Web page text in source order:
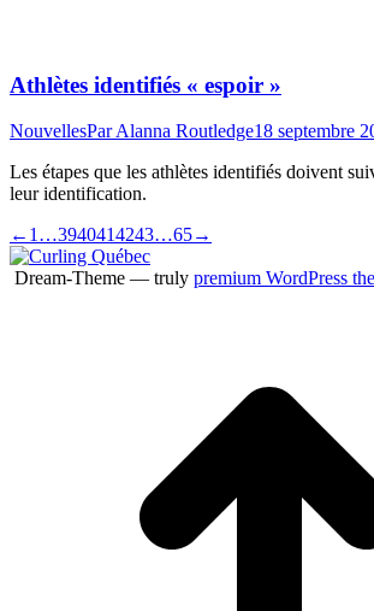
Athlètes identifiés « espoir »
NouvellesParAlanna Routledge18 septembre
Les étapes que les athlètes identifiés doivent
leur identification.
← 1 …3940414243…65→
Dream-Theme — truly premium WordPress